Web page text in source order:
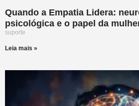
Quando a Empatia Lidera:
psicológica e o papel da
suporte
Leia mais »